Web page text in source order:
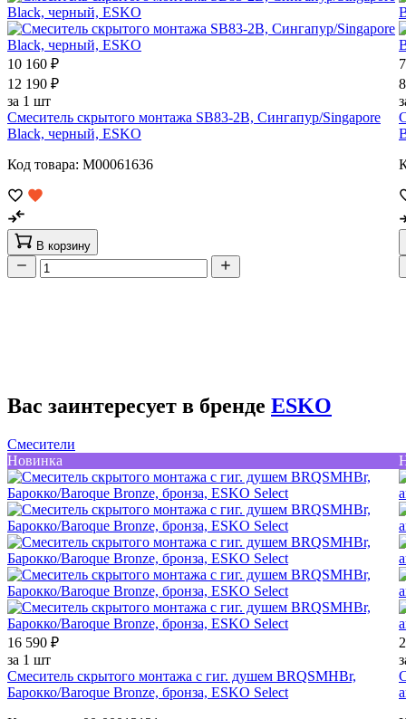
10 160 ₽
12 190 ₽
за 1 шт
Смеситель скрытого монтажа SB83-2B, Сингапур/Singapore
Black, черный, ESKO
Код товара: M00061636
В корзину
Вас заинтересует в бренде ESKO
Смесители
Новинка
16 590 ₽
за 1 шт
Смеситель скрытого монтажа с гиг. душем BRQSMHBr,
Барокко/Baroque Bronze, бронза, ESKO Select